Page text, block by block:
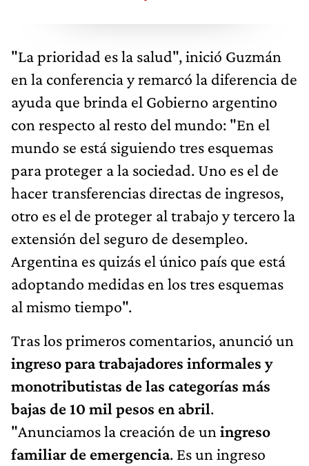
"La prioridad es la salud", inició Guzmán
en la conferencia y remarcó la diferencia de
ayuda que brinda el Gobierno argentino
con respecto al resto del mundo: "En el
mundo se está siguiendo tres esquemas
para proteger a la sociedad. Uno es el de
hacer transferencias directas de ingresos,
otro es el de proteger al trabajo y tercero la
extensión del seguro de desempleo.
Argentina es quizás el único país que está
adoptando medidas en los tres esquemas
al mismo tiempo".
Tras los primeros comentarios, anunció un
ingreso para trabajadores informales y
monotributistas de las categorías más
bajas de 10 mil pesos en abril.
"Anunciamos la creación de un ingreso
familiar de emergencia. Es un ingreso